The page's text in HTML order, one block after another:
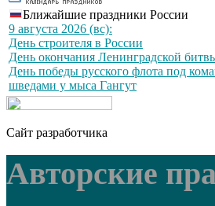
Ближайшие праздники России
9 августа 2026 (вс):
День строителя в России
День окончания Ленинградской
День победы русского флота под
шведами у мыса Гангут
Сайт разработчика
Авторские